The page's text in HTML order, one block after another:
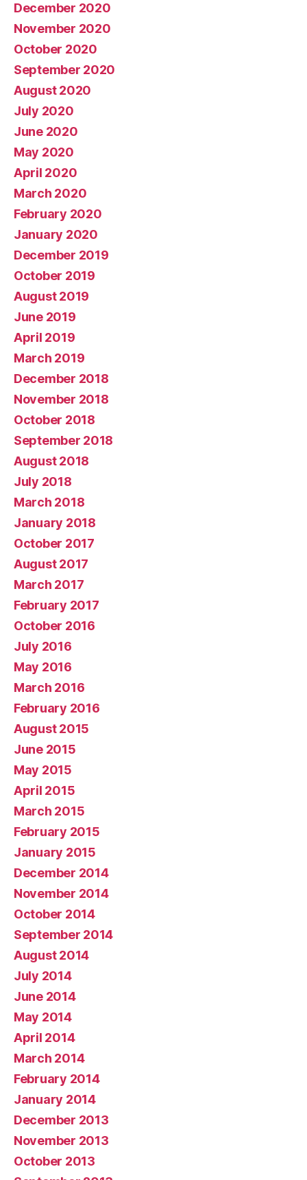
December 2020
November 2020
October 2020
September 2020
August 2020
July 2020
June 2020
May 2020
April 2020
March 2020
February 2020
January 2020
December 2019
October 2019
August 2019
June 2019
April 2019
March 2019
December 2018
November 2018
October 2018
September 2018
August 2018
July 2018
March 2018
January 2018
October 2017
August 2017
March 2017
February 2017
October 2016
July 2016
May 2016
March 2016
February 2016
August 2015
June 2015
May 2015
April 2015
March 2015
February 2015
January 2015
December 2014
November 2014
October 2014
September 2014
August 2014
July 2014
June 2014
May 2014
April 2014
March 2014
February 2014
January 2014
December 2013
November 2013
October 2013